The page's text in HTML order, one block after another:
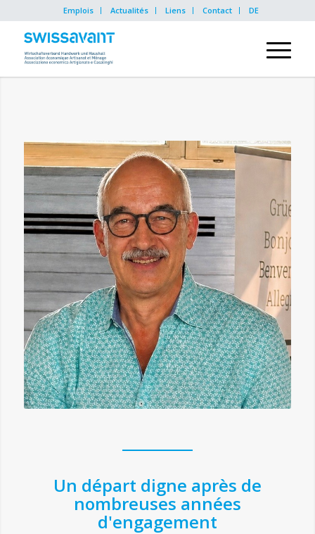
Emplois Actualités Liens Contact DE
Un départ digne après de
nombreuses années
d'engagement